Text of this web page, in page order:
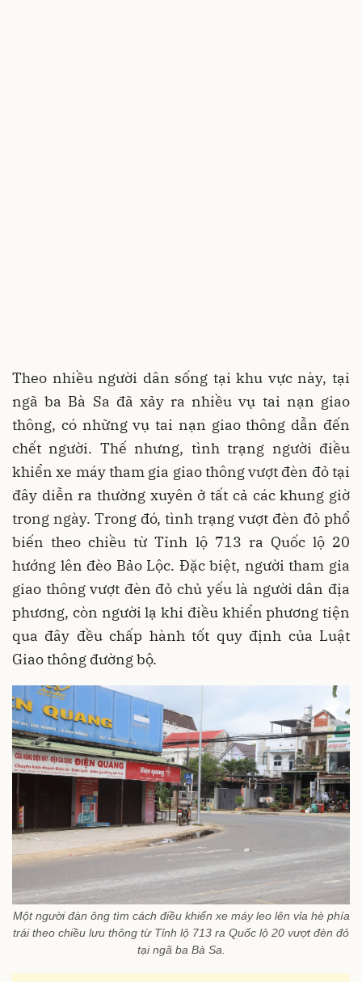
Theo nhiều người dân sống tại khu vực này, tại
ngã ba Bà Sa đã xảy ra nhiều vụ tai nạn giao
thông, có những vụ tai nạn giao thông dẫn đến
chết người. Thế nhưng, tình trạng người điều
khiển xe máy tham gia giao thông vượt đèn đỏ tại
đây diễn ra thường xuyên ở tất cả các khung giờ
trong ngày. Trong đó, tình trạng vượt đèn đỏ phổ
biến theo chiều từ Tỉnh lộ 713 ra Quốc lộ 20
hướng lên đèo Bảo Lộc. Đặc biệt, người tham gia
giao thông vượt đèn đỏ chủ yếu là người dân địa
phương, còn người lạ khi điều khiển phương tiện
qua đây đều chấp hành tốt quy định của Luật
Giao thông đường bộ.
Một người đàn ông tìm cách điều khiển xe máy leo lên vỉa hè phía
trái theo chiều lưu thông từ Tỉnh lộ 713 ra Quốc lộ 20 vượt đèn đỏ
tại ngã ba Bà Sa.